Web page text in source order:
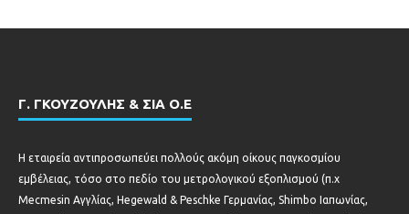
Γ. ΓΚΟΥΖΟΥΛΗΣ & ΣΙΑ Ο.Ε
Η εταιρεία αντιπροσωπεύει πολλούς ακόμη οίκους παγκοσμίου
εμβέλειας, τόσο στο πεδίο του μετρολογικού εξοπλισμού (π.χ
Mecmesin Αγγλίας, Hegewald & Peschke Γερμανίας, Shimbo Ιαπωνίας,